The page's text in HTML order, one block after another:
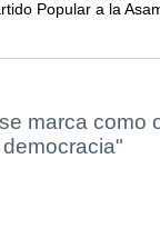
Popular a la
marca como